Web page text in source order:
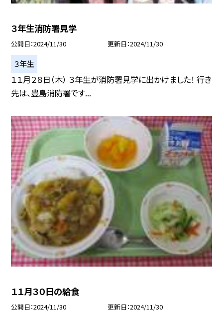
３年生消防署見学
公開日 2024/11/30 更新日 2024/11/30
３年生
１１月２８日（木） ３年生が消防署見学に出かけました！ 行き
先は、豊島消防署です...
１１月３０日の給食
公開日 2024/11/30 更新日 2024/11/30